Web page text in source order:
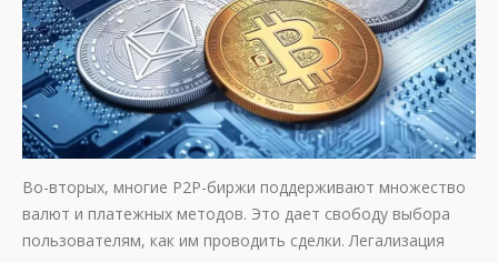
Во-вторых, многие P2P-биржи поддерживают множество
валют и платежных методов. Это дает свободу выбора
пользователям, как им проводить сделки. Легализация